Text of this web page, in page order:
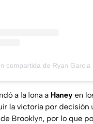
compartida de Ryan Garcia
a la lona a Haney en
la victoria por decisión
Brooklyn, por lo que